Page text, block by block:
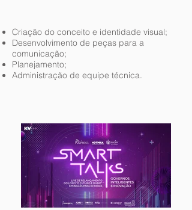
Criação do conceito e identidade visual;
Desenvolvimento de peças para a
comunicação;
Planejamento;
Administração de equipe técnica.